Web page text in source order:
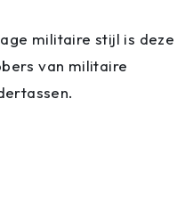
militaire stijl is deze
van militaire